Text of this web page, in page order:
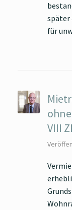
später
für
VIII